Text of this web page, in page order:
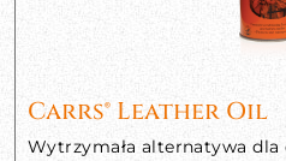
Carrs® Leather Oil
Wytrzymała alternatywa